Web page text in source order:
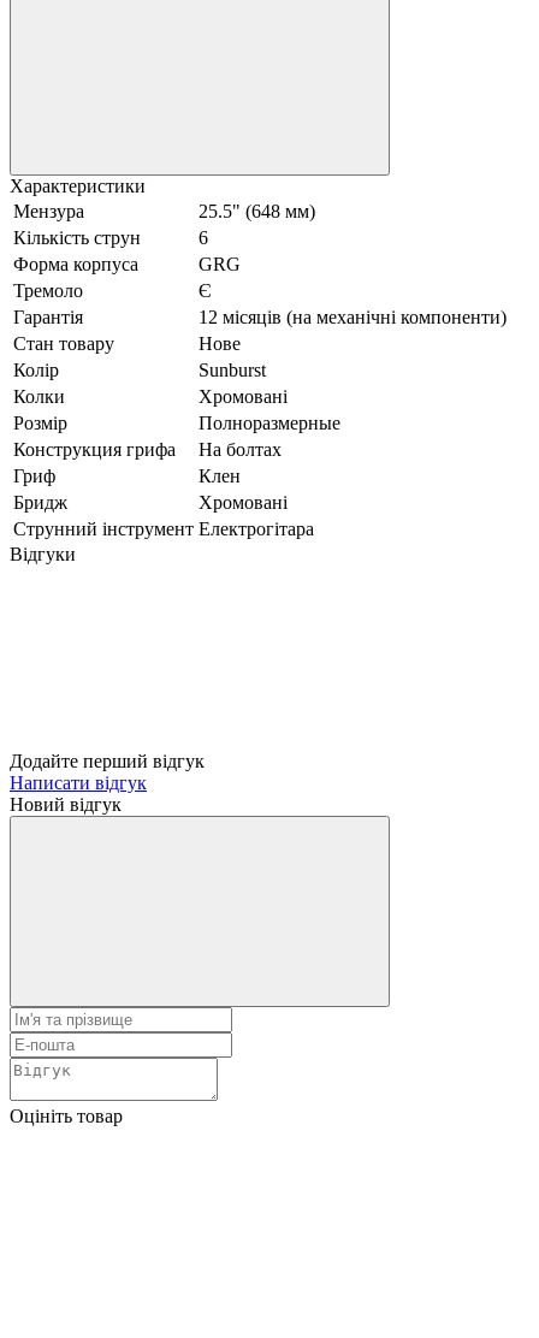
Характеристики
Мензура
25.5" (648 мм)
Кількість струн
6
Форма корпуса
GRG
Тремоло
Є
Гарантія
12 місяців (на механічні компоненти)
Стан товару
Нове
Колір
Sunburst
Колки
Хромовані
Розмір
Полноразмерные
Конструкция грифа
На болтах
Гриф
Клен
Бридж
Хромовані
Струнний інструмент Електрогітара
Відгуки
Додайте перший відгук
Написати відгук
Новий відгук
Оцініть товар